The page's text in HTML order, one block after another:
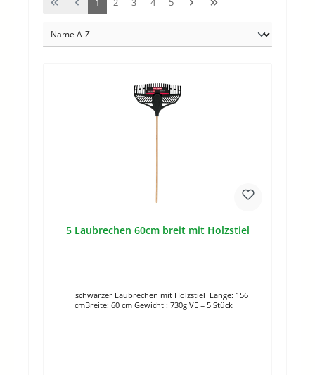
5 Laubrechen 60cm breit mit Holzstiel
cmBreite: 60 cm Gewicht : 730g VE = 5 Stück